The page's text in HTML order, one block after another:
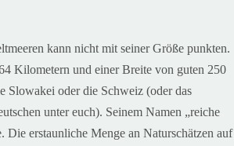
kann nicht mit seiner Größe punkten.
Kilometern und einer Breite von guten 250
Slowakei oder die Schweiz (oder das
unter euch). Seinem Namen „reiche
Die erstaunliche Menge an Naturschätzen auf